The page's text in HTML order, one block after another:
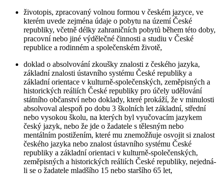
životopis, zpracovaný volnou formou v českém jazyce, ve
kterém uvede zejména údaje o pobytu na území České
republiky, včetně délky zahraničních pobytů během této doby,
pracovní nebo jiné výdělečné činnosti a studiu v České
republice a rodinném a společenském životě,
doklad o absolvování zkoušky znalosti z českého jazyka,
základní znalosti ústavního systému České republiky a
základní orientace v kulturně-společenských, zeměpisných a
historických reáliích České republiky pro účely udělování
státního občanství nebo doklady, které prokáží, že v minulosti
absolvoval alespoň po dobu 3 školních let základní, střední
nebo vysokou školu, na kterých byl vyučovacím jazykem
český jazyk, nebo že jde o žadatele s tělesným nebo
mentálním postižením, které mu znemožňuje osvojit si znalost
českého jazyka nebo znalost ústavního systému České
republiky a základní orientaci v kulturně-společenských,
zeměpisných a historických reáliích České republiky, nejedná-
li se o žadatele mladšího 15 nebo staršího 65 let,